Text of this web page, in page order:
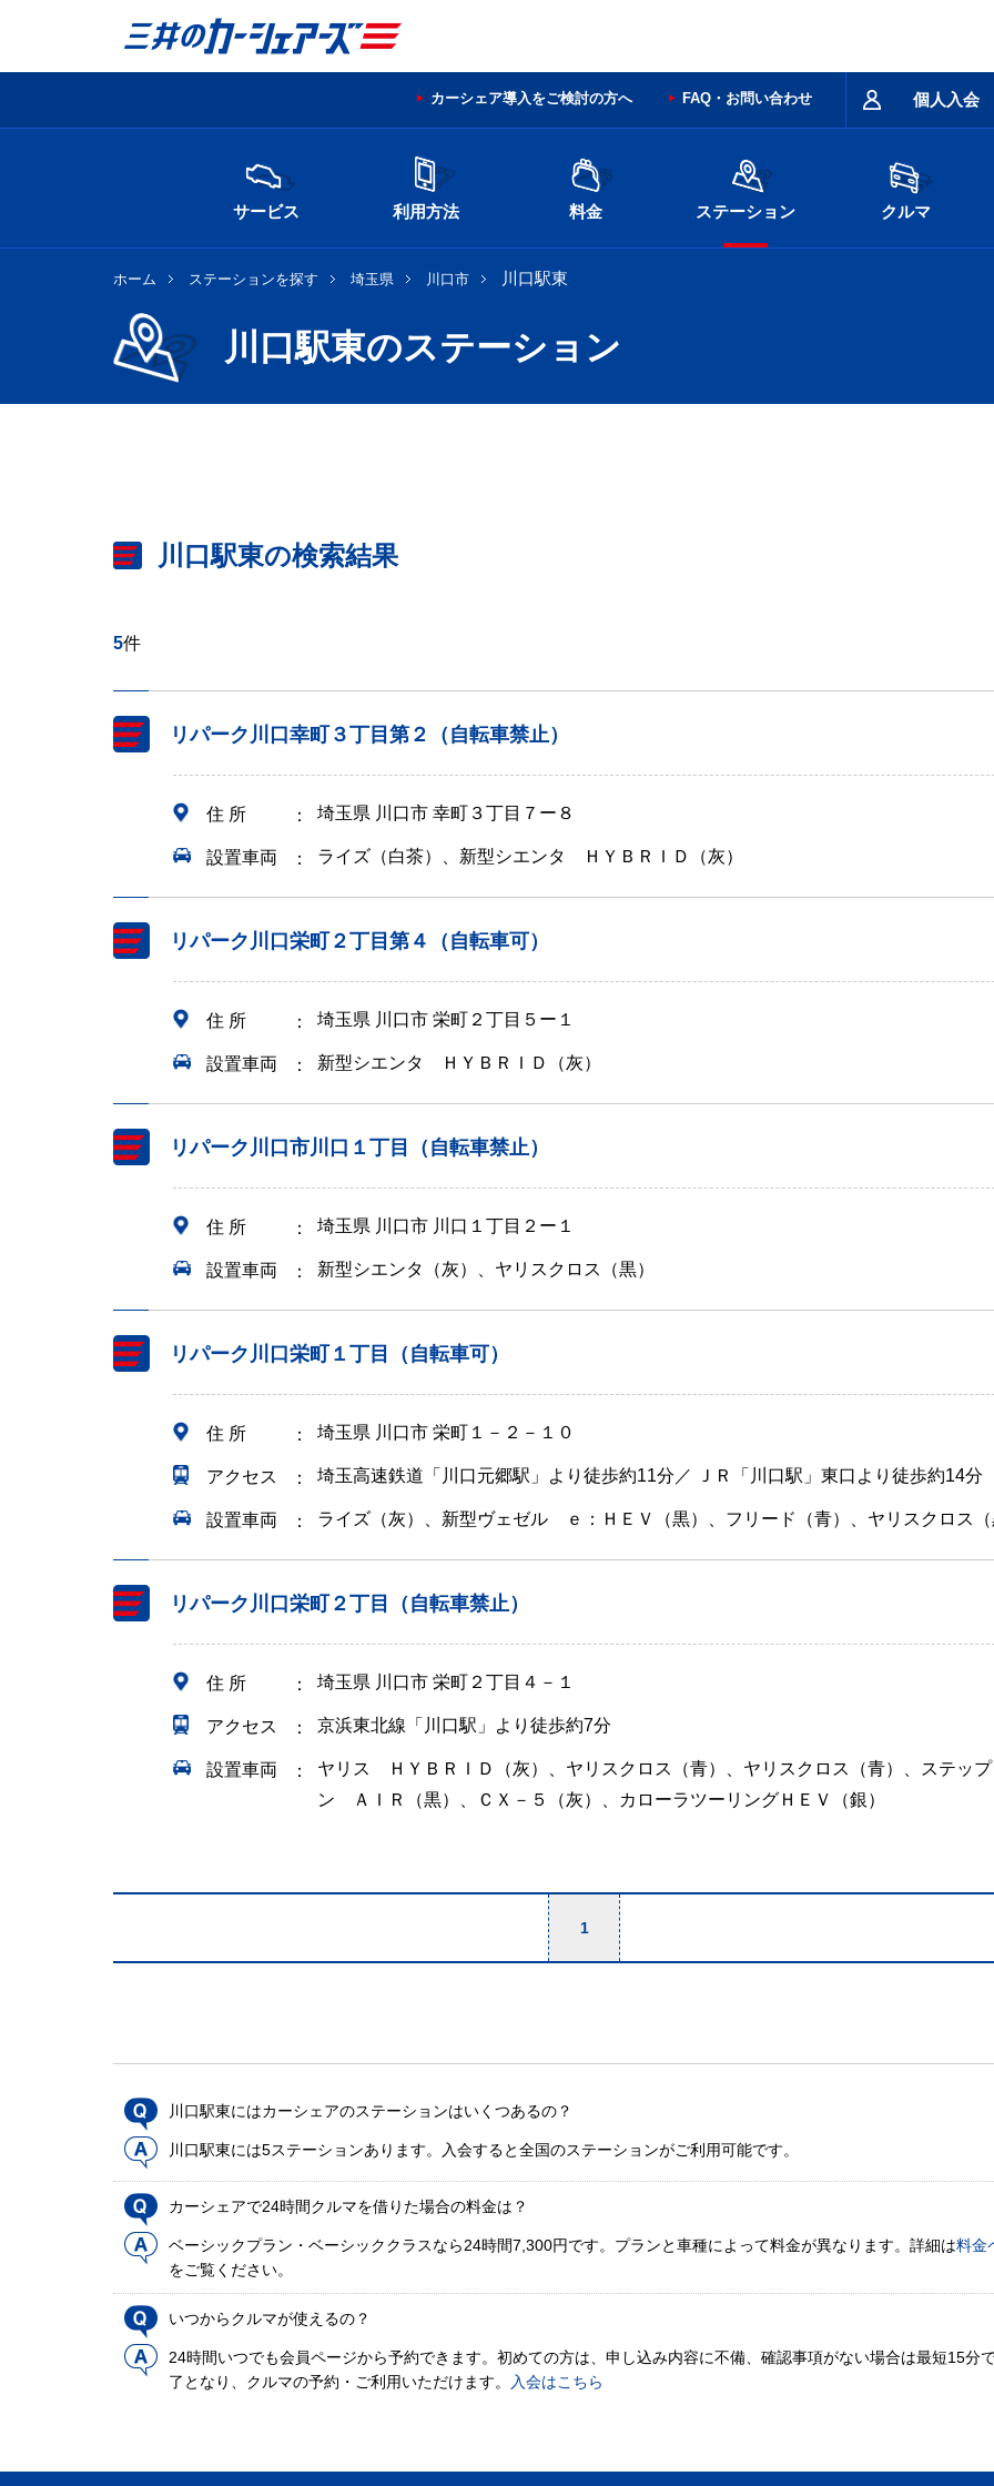
個人入会
カーシェア導入をご検討の方へ FAQ・お問い合わせ
サービス 利用方法 料金 ステーション クルマ
ホーム ステーションを探す 埼玉県 川口市 川口駅東
川口駅東のステーション
川口駅東の検索結果
5件
リパーク川口幸町３丁目第２（自転車禁止）
住 所 埼玉県 川口市 幸町３丁目７ー８
設置車両 ライズ（白茶）、新型シエンタ ＨＹＢＲＩＤ（灰）
リパーク川口栄町２丁目第４（自転車可）
住 所 埼玉県 川口市 栄町２丁目５ー１
設置車両 新型シエンタ ＨＹＢＲＩＤ（灰）
リパーク川口市川口１丁目（自転車禁止）
住 所 埼玉県 川口市 川口１丁目２ー１
設置車両 新型シエンタ（灰）、ヤリスクロス（黒）
リパーク川口栄町１丁目（自転車可）
住 所 埼玉県 川口市 栄町１－２－１０
アクセス 埼玉高速鉄道「川口元郷駅」より徒歩約11分／ ＪＲ「川口駅」東口より徒歩約14分
設置車両 ライズ（灰）、新型ヴェゼル ｅ：ＨＥＶ（黒）、フリード（青）、ヤリスクロス（
リパーク川口栄町２丁目（自転車禁止）
住 所 埼玉県 川口市 栄町２丁目４－１
アクセス 京浜東北線「川口駅」より徒歩約7分
設置車両
ヤリス ＨＹＢＲＩＤ（灰）、ヤリスクロス（青）、ヤリスクロス（青）、ステッ
ン ＡＩＲ（黒）、ＣＸ－５（灰）、カローラツーリングＨＥＶ（銀）
1
川口駅東にはカーシェアのステーションはいくつあるの？
川口駅東には5ステーションあります。入会すると全国のステーションがご利用可能です。
カーシェアで24時間クルマを借りた場合の料金は？
ベーシックプラン・ベーシッククラスなら24時間7,300円です。プランと車種によって料金が異なります。詳細は料金
をご覧ください。
いつからクルマが使えるの？
24時間いつでも会員ページから予約できます。初めての方は、申し込み内容に不備、確認事項がない場合は最短15分
了となり、クルマの予約・ご利用いただけます。
入会はこちら